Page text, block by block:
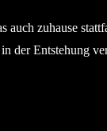
zuhause
Entstehung